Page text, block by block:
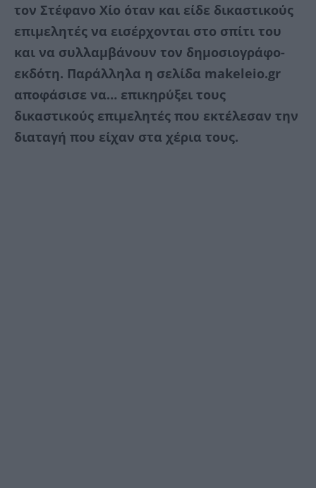
τον Στέφανο Χίο όταν και είδε δικαστικούς
επιμελητές να εισέρχονται στο σπίτι του
και να συλλαμβάνουν τον δημοσιογράφο-
εκδότη. Παράλληλα η σελίδα makeleio.gr
αποφάσισε να… επικηρύξει τους
δικαστικούς επιμελητές που εκτέλεσαν την
διαταγή που είχαν στα χέρια τους.